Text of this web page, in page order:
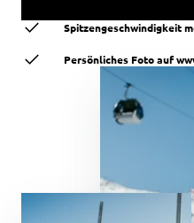
Spitzengeschwindigkeit
Persönliches Foto auf